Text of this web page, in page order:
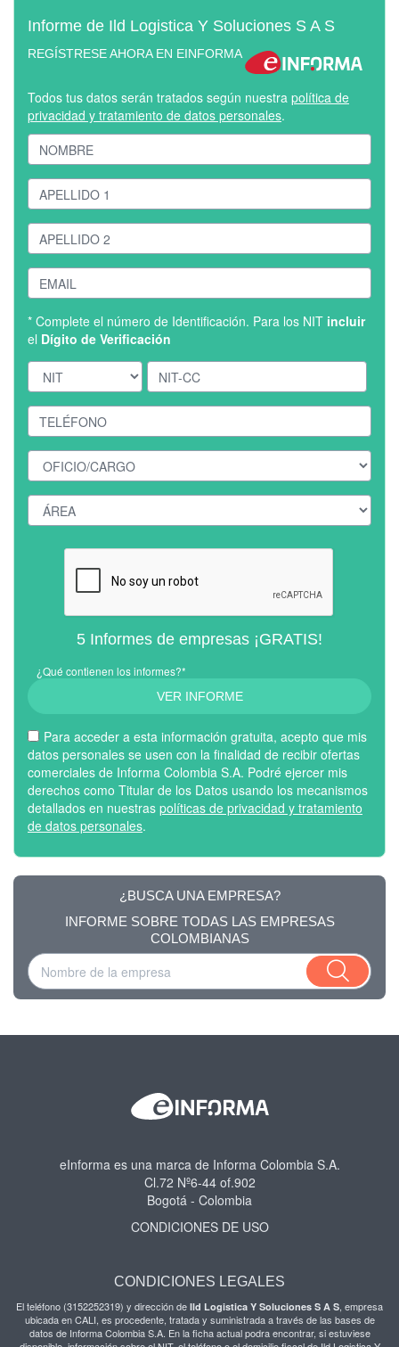
Informe de Ild Logistica Y Soluciones S A S
REGÍSTRESE AHORA EN EINFORMA
Todos tus datos serán tratados según nuestra política de
privacidad y tratamiento de datos personales.
* Complete el número de Identificación. Para los NIT incluir
el Dígito de Verificación
5 Informes de empresas ¡GRATIS!
¿Qué contienen los informes?*
VER INFORME
Para acceder a esta información gratuita, acepto que mis
datos personales se usen con la finalidad de recibir ofertas
comerciales de Informa Colombia S.A. Podré ejercer mis
derechos como Titular de los Datos usando los mecanismos
detallados en nuestras políticas de privacidad y tratamiento
de datos personales.
¿BUSCA UNA EMPRESA?
INFORME SOBRE TODAS LAS EMPRESAS
COLOMBIANAS
eInforma es una marca de Informa Colombia S.A.
Cl.72 Nº6-44 of.902
Bogotá - Colombia
CONDICIONES DE USO
CONDICIONES LEGALES
El teléfono (3152252319) y dirección de Ild Logistica Y Soluciones S A S
ubicada en CALI, es procedente, tratada y suministrada a través de las bases de
datos de Informa Colombia S.A. En la ficha actual podra encontrar, si estuviese